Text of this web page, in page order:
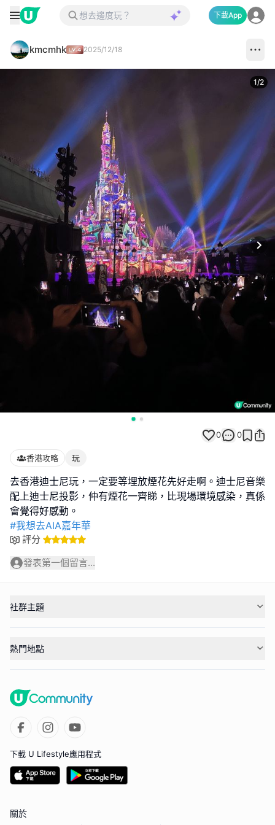
下載App
kmcmhk 2025/12/18
1/2
0 0
香港攻略 玩
去香港迪士尼玩，一定要等埋放煙花先好走啊。迪士尼音樂
配上迪士尼投影，仲有煙花一齊睇，比現場環境感染，真係
#我想去AIA嘉年華
評分
發表第一個留言...
社群主題
熱門地點
下載 U Lifestyle應用程式
關於